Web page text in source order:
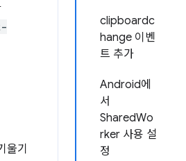
clipboardc
hange 이벤
트 추가
Android에
서
SharedWo
rker 사용 설
정
울기